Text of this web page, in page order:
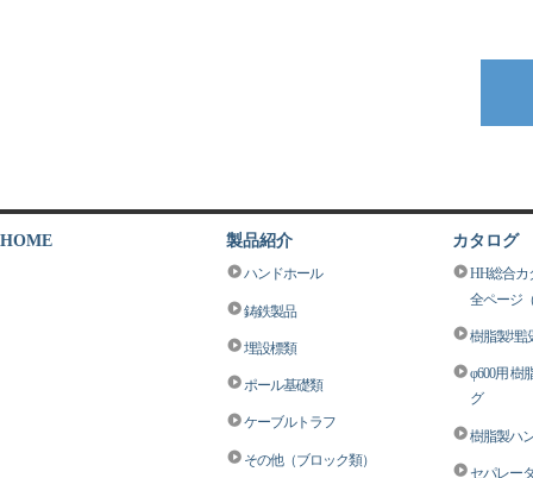
HOME 製品紹介
ハンドホール
鋳鉄製品
埋設標類
ポール基礎類
ケーブルトラフ
その他（ブロック類）
カタログ
HH総合カ
全ページ
樹脂製埋
φ600用 樹
グ
樹脂製ハ
セパレー